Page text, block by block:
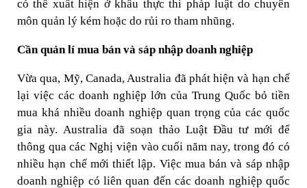
có thể xuất hiện ở khâu thực thi pháp luật do chuyên
môn quản lý kém hoặc do rủi ro tham nhũng.
Cần quản lí mua bán và sáp nhập doanh nghiệp
Vừa qua, Mỹ, Canada, Australia đã phát hiện và hạn chế
lại việc các doanh nghiệp lớn của Trung Quốc bỏ tiền
mua khá nhiều doanh nghiệp quan trọng của các quốc
gia này. Australia đã soạn thảo Luật Đầu tư mới để
thông qua các Nghị viện vào cuối năm nay, trong đó có
nhiều hạn chế mới thiết lập. Việc mua bán và sáp nhập
doanh nghiệp có liên quan đến các doanh nghiệp quốc